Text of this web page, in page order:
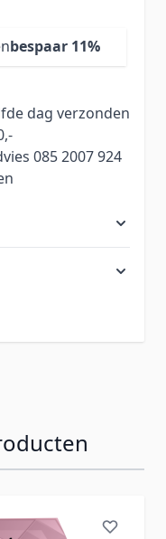
bespaar 11%
dag verzonden
085 2007 924